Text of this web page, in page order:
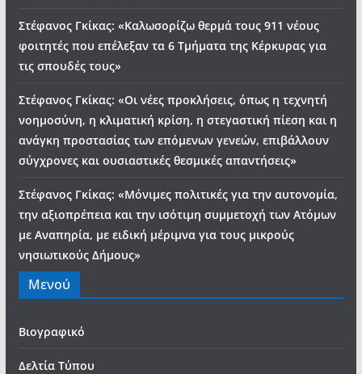
Στέφανος Γκίκας: «Καλωσορίζω θερμά τους 911 νέους
φοιτητές που επέλεξαν τα 6 Τμήματα της Κέρκυρας για
τις σπουδές τους»
Στέφανος Γκίκας: «Οι νέες προκλήσεις, όπως η τεχνητή
νοημοσύνη, η κλιματική κρίση, η στεγαστική πίεση και η
ανάγκη προστασίας των επόμενων γενεών, επιβάλλουν
σύγχρονες και ουσιαστικές θεσμικές απαντήσεις»
Στέφανος Γκίκας: «Μόνιμες πολιτικές για την αυτονομία,
την αξιοπρέπεια και την ισότιμη συμμετοχή των Ατόμων
με Αναπηρία, με ειδική μέριμνα για τους μικρούς
νησιωτικούς Δήμους»
Μενού
Βιογραφικό
Δελτία Τύπου